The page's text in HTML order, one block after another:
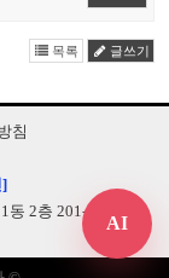
목록 글쓰기
침
2층 201-B248
AI